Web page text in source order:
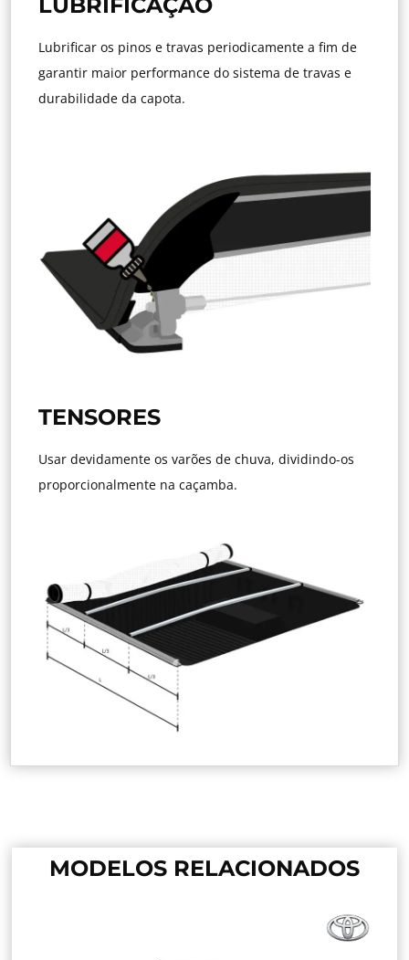
Lubrificar os pinos e travas periodicamente a fim de
garantir maior performance do sistema de travas e
durabilidade da capota.
TENSORES
Usar devidamente os varões de chuva, dividindo-os
proporcionalmente na caçamba.
MODELOS RELACIONADOS